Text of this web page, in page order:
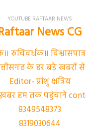
YOUTUBE RAFTAAR NEWS
News CG
रुचिवर्धक॥
के हर बड़े खबरों से
Editor- प्रांशु क्षत्रिय
हम तक पहुंचाने
8349548373
8319030644